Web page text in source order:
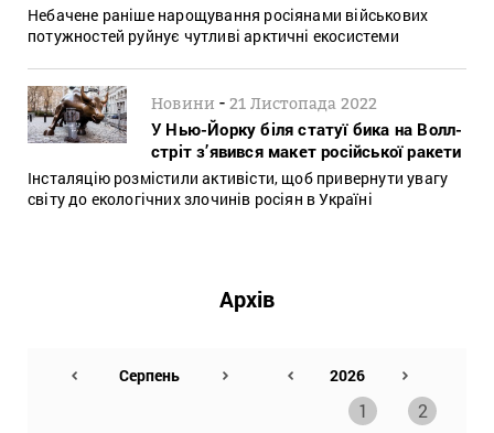
Небачене раніше нарощування росіянами військових
потужностей руйнує чутливі арктичні екосистеми
Новини -21 Листопада 2022
У Нью-Йорку біля статуї бика на Волл-
стріт з’явився макет російської ракети
Інсталяцію розмістили активісти, щоб привернути увагу
світу до екологічних злочинів росіян в Україні
Архів
1
2